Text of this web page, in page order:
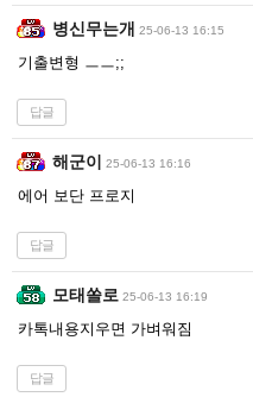
병신무는개 25-06-13 16:15
기출변형 ㅡㅡ;;
답글
해군이 25-06-13 16:16
에어 보단 프로지
답글
모태쏠로 25-06-13 16:19
카톡내용지우면 가벼워짐
답글